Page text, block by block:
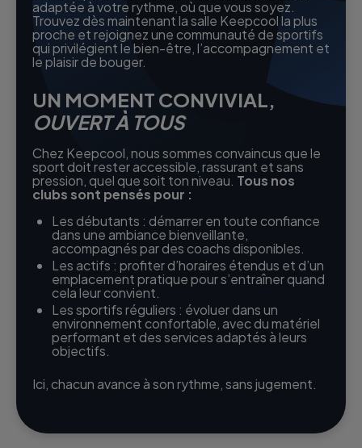
adaptée à votre rythme, où que vous soyez.
Trouvez dès maintenant la salle Keepcool la plus
proche et rejoignez une communauté de sportifs
qui privilégient le bien-être, l’accompagnement et
le plaisir de bouger.
UN MOMENT CONVIVIAL,
OUVERT À TOUS
Chez Keepcool, nous sommes convaincus que le
sport doit rester accessible, rassurant et sans
pression, quel que soit ton niveau. Tous nos
clubs sont pensés pour :
Les débutants : démarrer en toute confiance
dans une ambiance bienveillante,
accompagnés par des coachs disponibles.
Les actifs : profiter d’horaires étendus et d’un
emplacement pratique pour s’entraîner quand
cela leur convient.
Les sportifs réguliers : évoluer dans un
environnement confortable, avec du matériel
performant et des services adaptés à leurs
objectifs.
Ici, chacun avance à son rythme, sans jugement.